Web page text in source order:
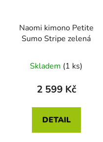
Naomi kimono Petite
Sumo Stripe zelená
Skladem (1 ks)
2 599 Kč
DETAIL